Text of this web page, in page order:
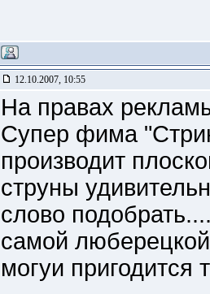
12.10.2007, 10:55
На правах
Супер фима
производит
струны
слово
самой
могуи пригодится